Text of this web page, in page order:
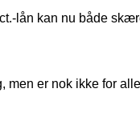
lån kan nu både
men er nok ikke for